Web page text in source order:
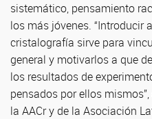
sistemático, pensamiento
los más jóvenes. “Introducir
cristalografía sirve para
general y motivarlos a que
los resultados de
pensados por ellos
la AACr y de la Asociación